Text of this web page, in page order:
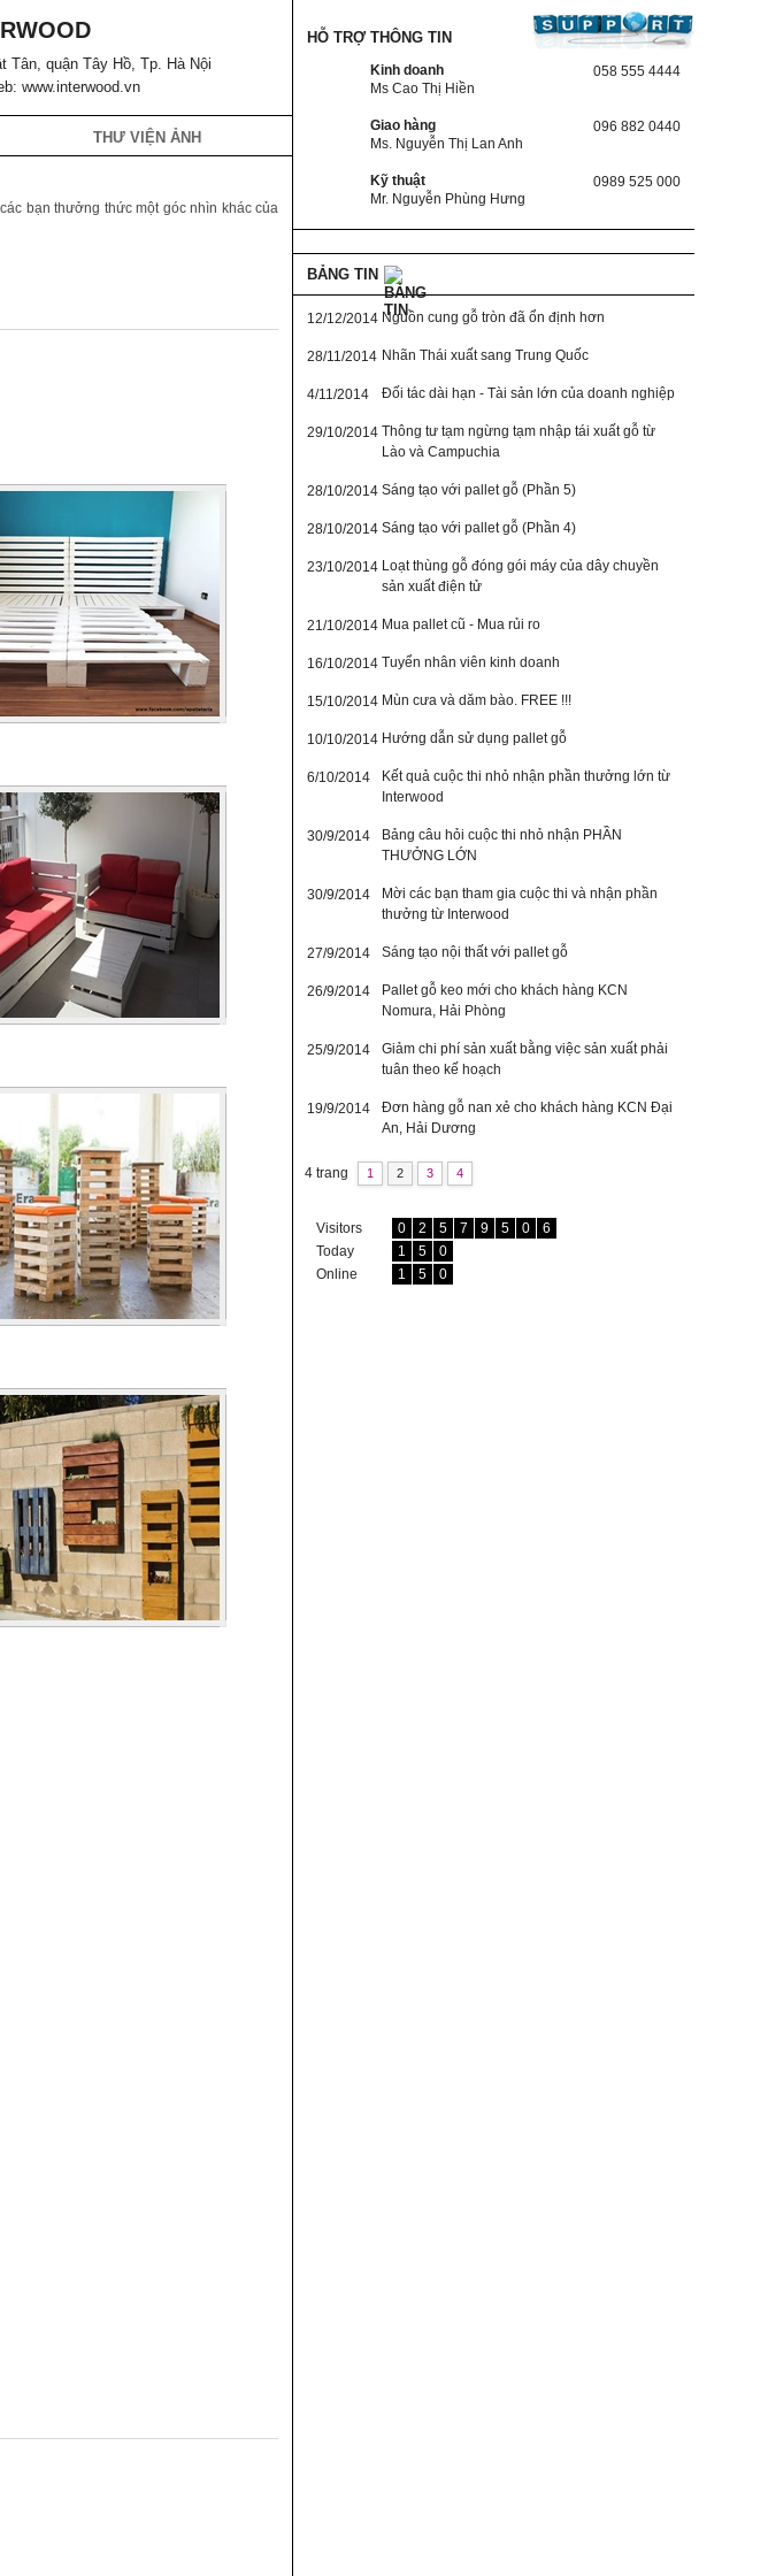
quận Tây Hồ, Tp. Hà Nội
www.interwood.vn
THƯ VIỆN ẢNH
bạn thưởng thức một góc nhìn khác của
HỖ TRỢ THÔNG TIN
Kinh doanh
Ms Cao Thị Hiền
058 555 4444
Giao hàng
Ms. Nguyễn Thị Lan Anh
096 882 0440
Kỹ thuật
Mr. Nguyễn Phùng Hưng
0989 525 000
BẢNG TIN
12/12/2014 Nguồn cung gỗ tròn đã ổn định hơn
28/11/2014 Nhãn Thái xuất sang Trung Quốc
4/11/2014 Đối tác dài hạn - Tài sản lớn của doanh nghiệp
29/10/2014 Thông tư tạm ngừng tạm nhập tái xuất gỗ từ
Lào và Campuchia
28/10/2014 Sáng tạo với pallet gỗ (Phần 5)
28/10/2014 Sáng tạo với pallet gỗ (Phần 4)
23/10/2014 Loạt thùng gỗ đóng gói máy của dây chuyền
sản xuất điện tử
21/10/2014 Mua pallet cũ - Mua rủi ro
16/10/2014 Tuyển nhân viên kinh doanh
15/10/2014 Mùn cưa và dăm bào. FREE !!!
10/10/2014 Hướng dẫn sử dụng pallet gỗ
6/10/2014
Kết quả cuộc thi nhỏ nhận phần thưởng lớn từ
Interwood
30/9/2014
Bảng câu hỏi cuộc thi nhỏ nhận PHẦN
THƯỞNG LỚN
30/9/2014
Mời các bạn tham gia cuộc thi và nhận phần
thưởng từ Interwood
27/9/2014 Sáng tạo nội thất với pallet gỗ
26/9/2014
Pallet gỗ keo mới cho khách hàng KCN
Nomura, Hải Phòng
25/9/2014
Giảm chi phí sản xuất bằng việc sản xuất phải
tuân theo kế hoạch
19/9/2014
Đơn hàng gỗ nan xẻ cho khách hàng KCN Đại
An, Hải Dương
4 trang 1 2 3 4
Visitors 0 2 5 7 9 5 0
6
Today
1 5
0
Online
1 5 0